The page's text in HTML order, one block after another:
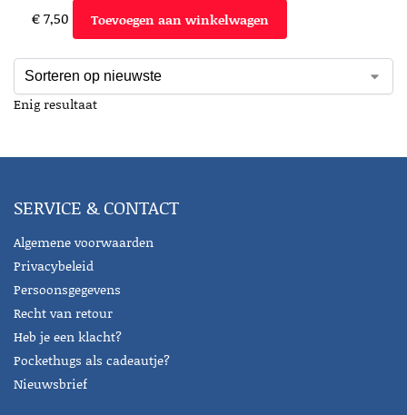
€7,50 Toevoegen aan winkelwagen
Enig resultaat
SERVICE & CONTACT
Algemene voorwaarden
Privacybeleid
Persoonsgegevens
Recht van retour
Heb je een klacht?
Pockethugs als cadeautje?
Nieuwsbrief